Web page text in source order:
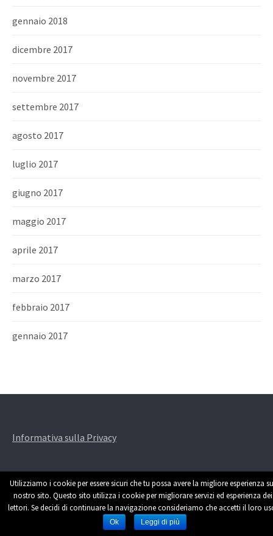
gennaio 2018
dicembre 2017
novembre 2017
settembre 2017
agosto 2017
luglio 2017
giugno 2017
maggio 2017
aprile 2017
marzo 2017
febbraio 2017
gennaio 2017
Informativa sulla Privacy
Powered byWordPress | Theme byThemehaus
Utilizziamo i cookie per essere sicuri che tu possa avere la migliore esperienza
nostro sito. Questo sito utilizza i cookie per migliorare servizi ed esperienza dei
lettori. Se decidi di continuare la navigazione consideriamo che accetti il loro
Ok Leggi di più